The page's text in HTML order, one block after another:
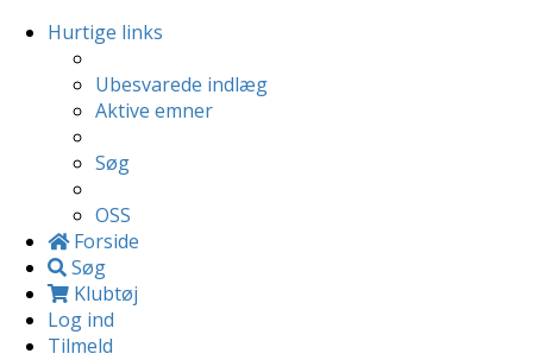
Hurtige links
Ubesvarede indlæg
Aktive emner
Søg
OSS
Forside
Søg
Klubtøj
Log ind
Tilmeld